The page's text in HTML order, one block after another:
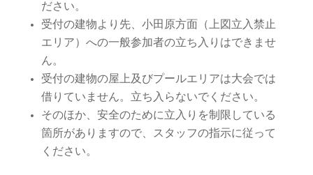
ださい。
受付の建物より先、小田原方面（上図立入禁止
エリア）への一般参加者の立ち入りはできませ
ん。
受付の建物の屋上及びプールエリアは大会では
借りていません。立ち入らないでください。
そのほか、安全のために立入りを制限している
箇所がありますので、スタッフの指示に従って
ください。